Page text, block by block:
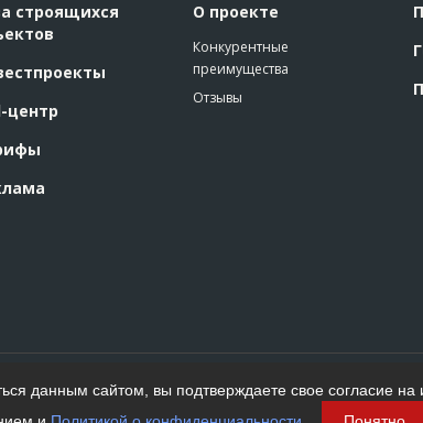
строящихся
центр
О проекте
Конкурентные
преимущества
Отзывы
соглашение
ресурсе применяются
данным сайтом, вы подтверждаете свое согласие на